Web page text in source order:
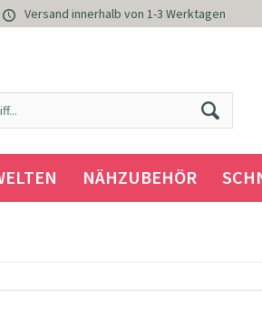
Versand innerhalb von 1-3 Werktagen
NÄHZUBEHÖR